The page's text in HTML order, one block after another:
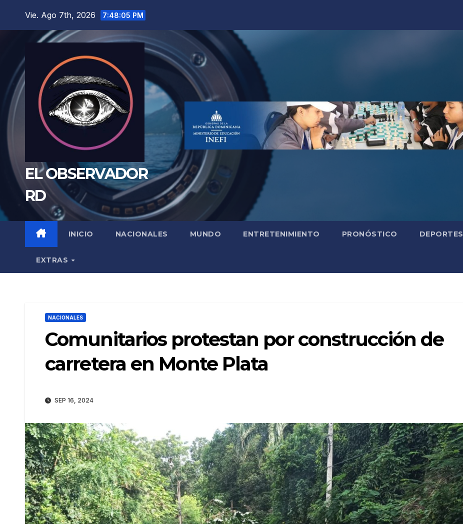
Vie. Ago 7th, 2026 7:48:07 PM
EL OBSERVADOR
RD
INICIO NACIONALES MUNDO ENTRETENIMIENTO PRONÓSTICO DEPORTES
EXTRAS
NACIONALES
Comunitarios protestan por construcción de
carretera en Monte Plata
SEP 16, 2024